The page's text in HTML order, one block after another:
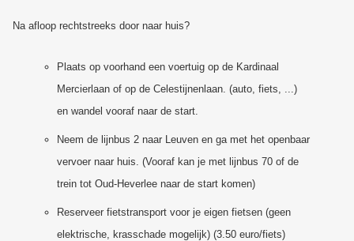
Na afloop rechtstreeks door naar huis?
Plaats op voorhand een voertuig op de Kardinaal
Mercierlaan of op de Celestijnenlaan. (auto, fiets, ...)
en wandel vooraf naar de start.
Neem de lijnbus 2 naar Leuven en ga met het openbaar
vervoer naar huis. (Vooraf kan je met lijnbus 70 of de
trein tot Oud-Heverlee naar de start komen)
Reserveer fietstransport voor je eigen fietsen (geen
elektrische, krasschade mogelijk) (3.50 euro/fiets)